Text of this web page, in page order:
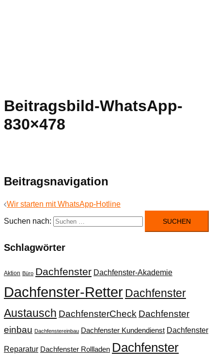
Beitragsbild-WhatsApp-
830×478
Beitragsnavigation
Wir starten mit WhatsApp-Hotline
Suchen nach:
Schlagwörter
Aktion Büro Dachfenster Dachfenster-Akademie
Dachfenster-RetterDachfenster
Austausch DachfensterCheck Dachfenster
einbau Dachfenstereinbau Dachfenster Kundendienst Dachfenster
Reparatur Dachfenster Rollladen Dachfenster